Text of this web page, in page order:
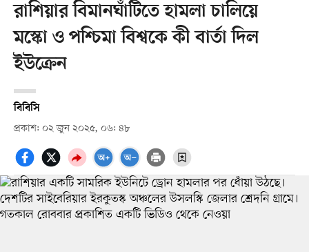
রাশিয়ার বিমানঘাঁটিতে হামলা চালিয়ে
মস্কো ও পশ্চিমা বিশ্বকে কী বার্তা দিল
ইউক্রেন
বিবিসি
প্রকাশ: ০২ জুন ২০২৫, ০৬: ৪৮